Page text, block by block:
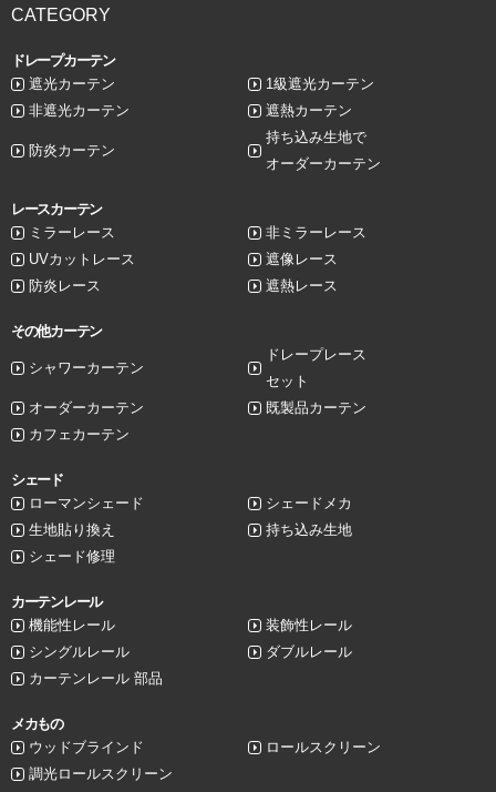
CATEGORY
ドレープカーテン
遮光カーテン
1級遮光カーテン
非遮光カーテン
遮熱カーテン
防炎カーテン
持ち込み生地で
オーダーカーテン
レースカーテン
ミラーレース
非ミラーレース
UVカットレース
遮像レース
防炎レース
遮熱レース
その他カーテン
シャワーカーテン
ドレープレース
セット
オーダーカーテン
既製品カーテン
カフェカーテン
シェード
ローマンシェード
シェードメカ
生地貼り換え
持ち込み生地
シェード修理
カーテンレール
機能性レール
装飾性レール
シングルレール
ダブルレール
カーテンレール 部品
メカもの
ウッドブラインド
ロールスクリーン
調光ロールスクリーン